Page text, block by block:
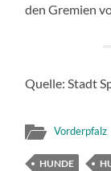
den Gremien
Quelle: Stadt
Vorderpfalz
HUNDE